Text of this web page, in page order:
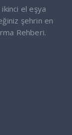
el eşya
şehrin en
Rehberi.